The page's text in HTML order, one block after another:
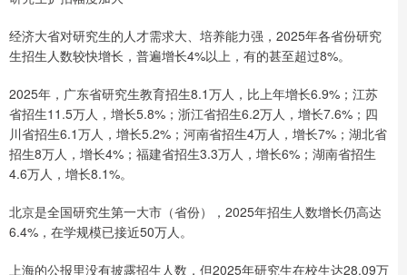
经济大省对研究生的人才需求大、培养能力强，2025年各省份研究
生招生人数较快增长，普遍增长4%以上，有的甚至超过8%。
2025年，广东省研究生教育招生8.1万人，比上年增长6.9%；江苏
省招生11.5万人，增长5.8%；浙江省招生6.2万人，增长7.6%；四
川省招生6.1万人，增长5.2%；河南省招生4万人，增长7%；湖北省
招生8万人，增长4%；福建省招生3.3万人，增长6%；湖南省招生
4.6万人，增长8.1%。
北京是全国研究生第一大市（省份），2025年招生人数增长仍高达
6.4%，在学规模已接近50万人。
上海的公报里没有披露招生人数，但2025年研究生在校生达28.09万